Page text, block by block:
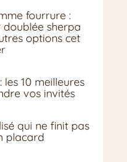
fourrure :
sherpa
options cet
10 meilleures
vos invités
qui ne finit pas
placard